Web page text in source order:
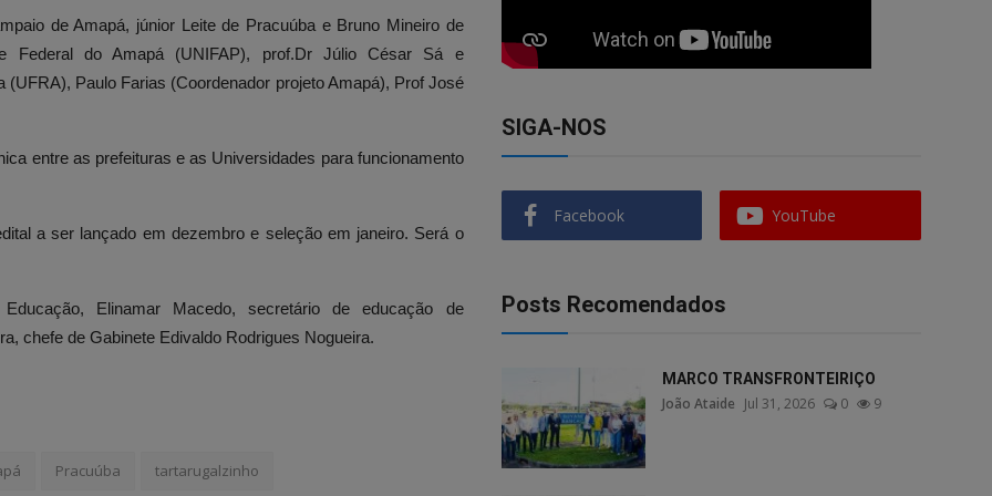
de Amapá, júnior Leite de Pracuúba e Bruno Mineiro de
Federal do Amapá (UNIFAP), prof.Dr Júlio César Sá e
Paulo Farias (Coordenador projeto Amapá), Prof José
entre as prefeituras e as Universidades para funcionamento
a ser lançado em dezembro e seleção em janeiro. Será o
Elinamar Macedo, secretário de educação de
chefe de Gabinete Edivaldo Rodrigues Nogueira.
Pracuúba tartarugalzinho
SIGA-NOS
Facebook YouTube
Posts Recomendados
MARCO TRANSFRONTEIRIÇO
João Ataide Jul 31, 2026 0 9